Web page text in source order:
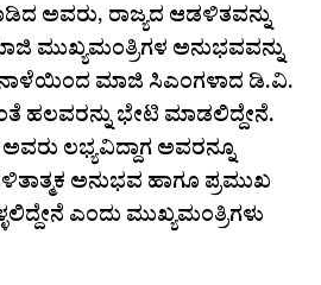
ಅವರು, ರಾಜ್ಯದ ಆಡಳಿತವನ್ನು
ಮುಖ್ಯಮಂತ್ರಿಗಳ ಅನುಭವವನ್ನು
ನಾಳೆಯಿಂದ ಮಾಜಿ ಸಿಎಂಗಳಾದ ಡಿ.ವಿ.
ಹಲವರನ್ನು ಭೇಟಿ ಮಾಡಲಿದ್ದೇನೆ.
ಲಭ್ಯವಿದ್ದಾಗ ಅವರನ್ನೂ
ಅನುಭವ ಹಾಗೂ ಪ್ರಮುಖ
ಎಂದು ಮುಖ್ಯಮಂತ್ರಿಗಳು